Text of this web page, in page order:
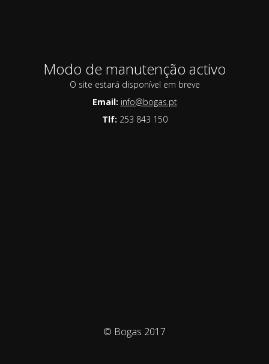
Modo de manutenção activo
O site estará disponível em breve
Email: info@bogas.pt
Tlf: 253 843 150
© Bogas 2017